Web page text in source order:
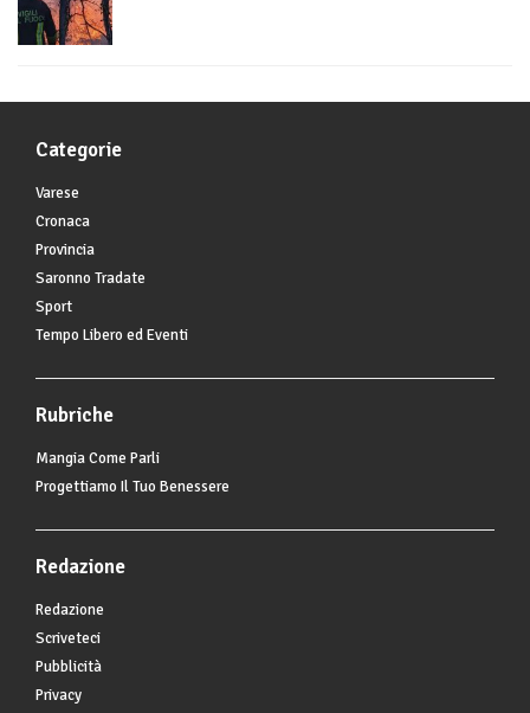
Categorie
Varese
Cronaca
Provincia
Saronno Tradate
Sport
Tempo Libero ed Eventi
Rubriche
Mangia Come Parli
Progettiamo Il Tuo Benessere
Redazione
Redazione
Scriveteci
Pubblicità
Privacy